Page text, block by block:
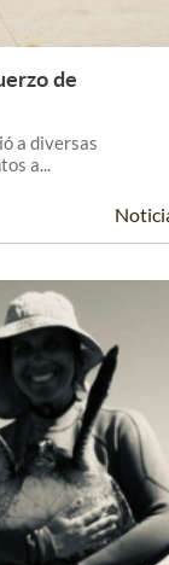
Leer Más +
de
a diversas
a...